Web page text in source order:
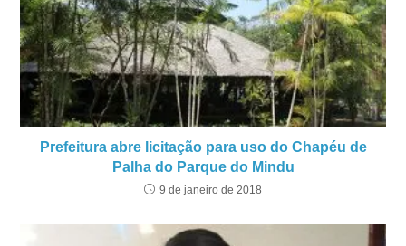
Prefeitura abre licitação para uso do Chapéu de
Palha do Parque do Mindu
9 de janeiro de 2018